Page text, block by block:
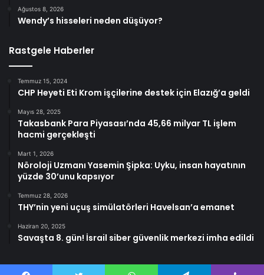
Ağustos 8, 2026
Wendy’s hisseleri neden düşüyor?
Rastgele Haberler
Temmuz 15, 2024
CHP Heyeti Eti Krom işçilerine destek için Elazığ’a geldi
Mayıs 28, 2025
Takasbank Para Piyasası’nda 45,66 milyar TL işlem
hacmi gerçekleşti
Mart 1, 2026
Nöroloji Uzmanı Yasemin Şipka: Uyku, insan hayatının
yüzde 30’unu kapsıyor
Temmuz 28, 2026
THY’nin yeni uçuş simülatörleri Havelsan’a emanet
Haziran 20, 2025
Savaşta 8. gün! İsrail siber güvenlik merkezi imha edildi